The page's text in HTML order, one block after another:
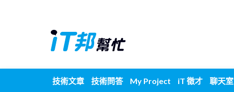
技術文章 技術問答 My Project iT 徵才 聊天室